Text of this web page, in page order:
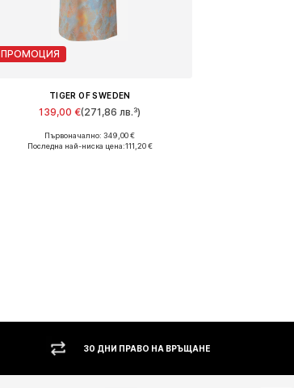
ПРОМОЦИЯ
TIGER OF SWEDEN
139,00 €(271,86 лв.³)
Налични размери: 34
Първоначално: 349,00 €
Последна най-ниска цена:111,20 €
30 ДНИ ПРАВО НА ВРЪЩАНЕ